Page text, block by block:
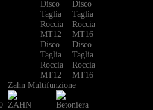
Disco
Taglia
Roccia
MT12
Disco
Taglia
Roccia
MT16
Zahn Multifunzione